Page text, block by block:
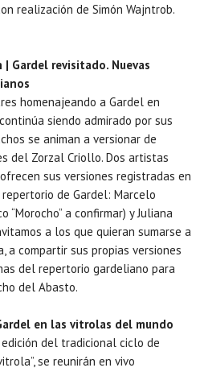
realización de Simón Wajntrob.
Gardel revisitado. Nuevas
homenajeando a Gardel en
siendo admirado por sus
se animan a versionar de
del Zorzal Criollo. Dos artistas
sus versiones registradas en
de Gardel: Marcelo
a confirmar) y Juliana
a los que quieran sumarse a
a compartir sus propias versiones
del repertorio gardeliano para
del Abasto.
en las vitrolas del mundo
del tradicional ciclo de
se reunirán en vivo